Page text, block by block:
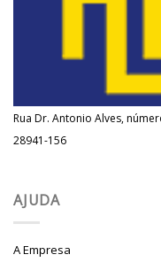
Rua Dr. Antonio Alves,
28941-156
AJUDA
A Empresa